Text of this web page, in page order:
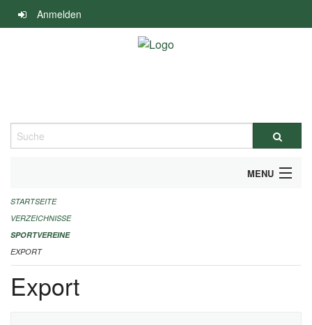
Navigation
überspringen
Anmelden
Suche
MENU
ALLGEMEINE INFORMATIONEN
FINANZIELLE UNTERSTÜTZUNG BENÖTIGT?
KONTAKT
STARTSEITE
VERZEICHNISSE
SPORTVEREINE
EXPORT
Export